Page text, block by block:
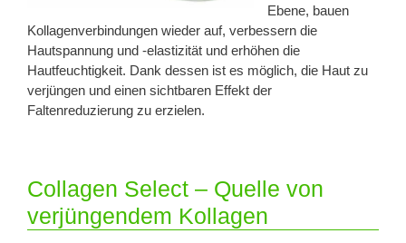
Ebene, bauen
Kollagenverbindungen wieder auf, verbessern die
Hautspannung und -elastizität und erhöhen die
Hautfeuchtigkeit. Dank dessen ist es möglich, die Haut zu
verjüngen und einen sichtbaren Effekt der
Faltenreduzierung zu erzielen.
Collagen Select – Quelle von
verjüngendem Kollagen